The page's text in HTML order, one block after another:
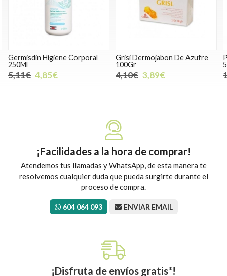
Grisi Dermojabon De Azufre
100Gr
4,10€ 3,89€
Ph5 Duplo Cr De Manos 75Ml
50% 2Ud
11,10€ 10,54€
¡Facilidades a la hora de comprar!
Atendemos tus llamadas y WhatsApp, de esta manera te
resolvemos cualquier duda que pueda surgirte durante el
proceso de compra.
604 064 093 ENVIAR EMAIL
¡Disfruta de envíos gratis*!